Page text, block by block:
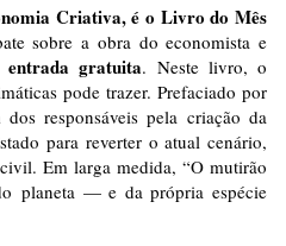
Criativa, é o Livro do Mês
sobre a obra do economista e
gratuita. Neste livro, o
pode trazer. Prefaciado por
responsáveis pela criação da
para reverter o atual cenário,
Em larga medida, “O mutirão
planeta — e da própria espécie